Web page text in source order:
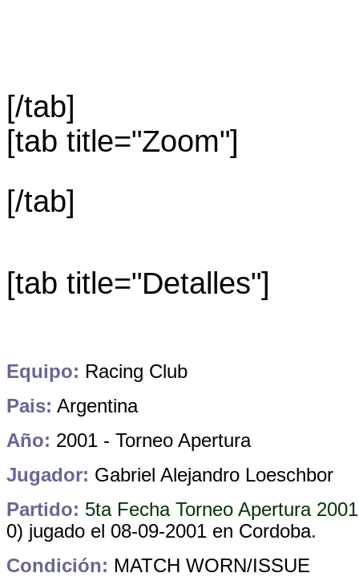
[/tab]
[tab title="Zoom"]
[/tab]
[tab title="Detalles"]
Equipo: Racing Club
Pais: Argentina
Año: 2001 - Torneo Apertura
Jugador: Gabriel Alejandro Loeschbor
Partido: 5ta Fecha Torneo Apertura
0) jugado el 08-09-2001 en Cordoba.
Condición: MATCH WORN/ISSUE